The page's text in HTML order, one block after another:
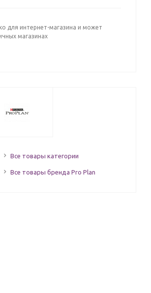
для интернет-магазина и может
магазинах
Все товары категории
Все товары бренда Pro Plan